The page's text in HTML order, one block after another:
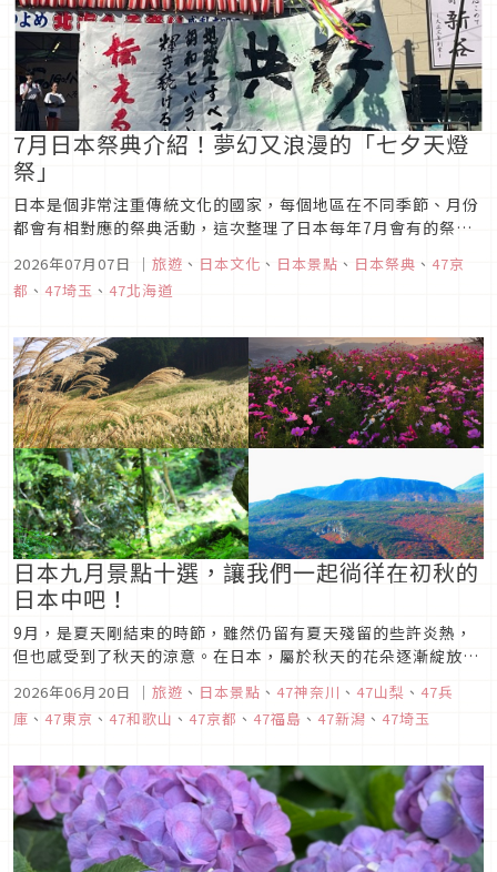
7月日本祭典介紹！夢幻又浪漫的「七夕天燈
祭」
日本是個非常注重傳統文化的國家，每個地區在不同季節、月份
都會有相對應的祭典活動，這次整理了日本每年7月會有的祭典
活動，讓大家可以在夏季來日本旅遊時，更深入體驗當地的祭
典，感受季節與文化的息息相連！
2026年07月07日 ｜ 旅遊 、 日本文化 、 日本景點 、 日本祭典 、 47京
都 、 47埼玉 、 47北海道
日本九月景點十選，讓我們一起徜徉在初秋的
日本中吧！
9月，是夏天剛結束的時節，雖然仍留有夏天殘留的些許炎熱，
但也感受到了秋天的涼意。在日本，屬於秋天的花朵逐漸綻放，
哪些推薦的景點呢？今天，就讓我們一起來看看9月的日本景點
十選吧。
2026年06月20日 ｜ 旅遊 、 日本景點 、 47神奈川 、 47山梨 、 47兵
庫 、 47東京 、 47和歌山 、 47京都 、 47福島 、 47新潟 、 47埼玉